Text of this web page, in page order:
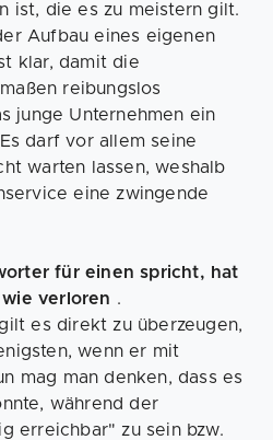
ist, die es zu meistern gilt.
Aufbau eines eigenen
klar, damit die
reibungslos
junge Unternehmen ein
darf vor allem seine
warten lassen, weshalb
eine zwingende
für einen spricht, hat
verloren .
es direkt zu überzeugen,
wenn er mit
mag man denken, dass es
während der
erreichbar" zu sein bzw.